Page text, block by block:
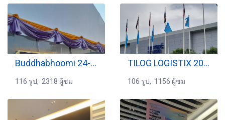
Buddhabhoomi 24-2-2567
116 รูป, 2318 ผู้ชม
TILOG LOGISTIX 2024
106 รูป, 1156 ผู้ชม